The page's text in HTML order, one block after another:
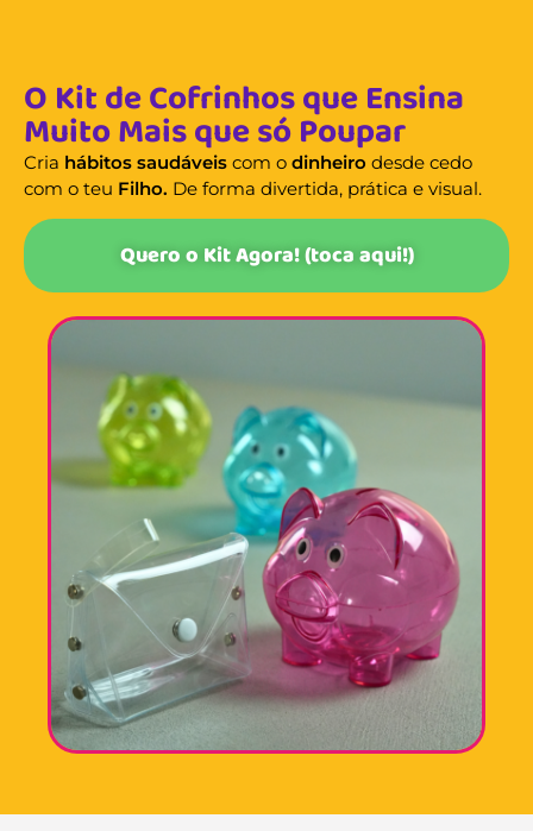
O Kit de Cofrinhos que Ensina
Muito Mais que só Poupar
Cria hábitos saudáveis com o dinheiro desde cedo
com o teu Filho. De forma divertida, prática e visual.
Quero o Kit Agora! (toca aqui!)